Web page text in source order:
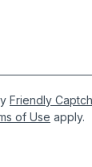
Friendly
of Use apply.